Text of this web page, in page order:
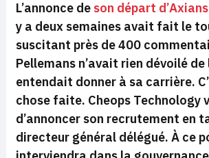
L’annonce de son départ
y a deux semaines avait fait le
suscitant près de 400
Pellemans n’avait rien dévoilé de
entendait donner à sa carrière.
chose faite. Cheops Technology
d’annoncer son recrutement en
directeur général délégué. À ce